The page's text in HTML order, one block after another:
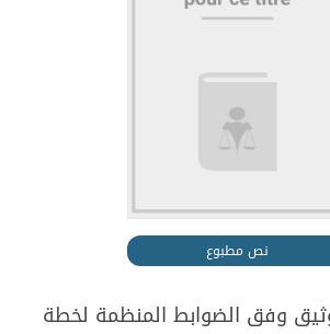
نص مطبوع
وفق الضوابط المنظمة لخطة